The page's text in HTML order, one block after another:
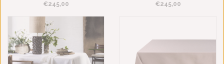
€245,00 €245,00